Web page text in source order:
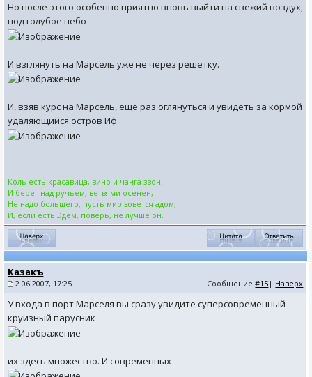
Но после этого особенно приятно вновь выйти на свежий воздух,
под голубое небо
И взглянуть на Марсель уже не через решетку.
И, взяв курс на Марсель, еще раз оглянуться и увидеть за кормой
удаляющийся остров Иф.
--------------------
Коль есть красавица, вино и чанга звон,
И берег над ручьем, ветвями осенен,
Не надо большего, пусть мир зовется адом,
И, если есть Эдем, поверь, не лучше он.
Казакъ
2.06.2007, 17:25 Сообщение#15 | Наверх
У входа в порт Марселя вы сразу увидите суперсовременный
круизный парусник
их здесь множество. И современных